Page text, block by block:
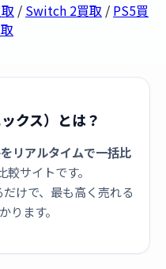
/ Switch 2買取 / PS5買
クス）とは？
リアルタイムで一括比
サイトです。
けで、最も高く売れる
ります。